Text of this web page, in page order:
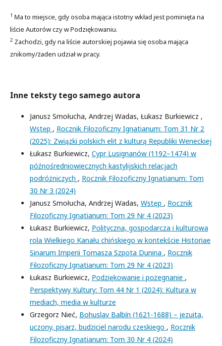
1 Ma to miejsce, gdy osoba mająca istotny wkład jest pominięta na
liście Autorów czy w Podziękowaniu.
2 Zachodzi, gdy na liście autorskiej pojawia się osoba mająca
znikomy/żaden udział w pracy.
Inne teksty tego samego autora
Janusz Smołucha, Andrzej Wadas, Łukasz Burkiewicz ,
Wstęp , Rocznik Filozoficzny Ignatianum: Tom 31 Nr 2
(2025): Związki polskich elit z kulturą Republiki Weneckiej
Łukasz Burkiewicz, Cypr Lusignanów (1192–1474) w
późnośredniowiecznych kastylijskich relacjach
podróżniczych , Rocznik Filozoficzny Ignatianum: Tom
30 Nr 3 (2024)
Janusz Smołucha, Andrzej Wadas, Wstęp , Rocznik
Filozoficzny Ignatianum: Tom 29 Nr 4 (2023)
Łukasz Burkiewicz, Polityczna, gospodarcza i kulturowa
rola Wielkiego Kanału chińskiego w kontekście Historiae
Sinarum Imperii Tomasza Szpota Dunina , Rocznik
Filozoficzny Ignatianum: Tom 29 Nr 4 (2023)
Łukasz Burkiewicz, Podziękowanie i pożegnanie ,
Perspektywy Kultury: Tom 44 Nr 1 (2024): Kultura w
mediach, media w kulturze
Grzegorz Nieć, Bohuslav Balbín (1621-1688) – jezuita,
uczony, pisarz, budziciel narodu czeskiego , Rocznik
Filozoficzny Ignatianum: Tom 30 Nr 4 (2024)